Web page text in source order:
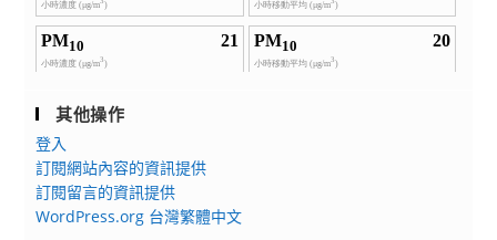
其他操作
登入
訂閱網站內容的資訊提供
訂閱留言的資訊提供
WordPress.org 台灣繁體中文